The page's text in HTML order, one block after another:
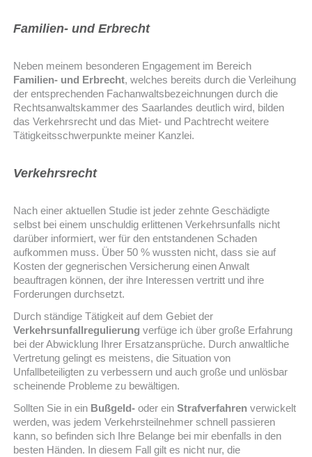
Familien- und Erbrecht
Neben meinem besonderen Engagement im Bereich
Familien- und Erbrecht, welches bereits durch die Verleihung
der entsprechenden Fachanwaltsbezeichnungen durch die
Rechtsanwaltskammer des Saarlandes deutlich wird, bilden
das Verkehrsrecht und das Miet- und Pachtrecht weitere
Tätigkeitsschwerpunkte meiner Kanzlei.
Verkehrsrecht
Nach einer aktuellen Studie ist jeder zehnte Geschädigte
selbst bei einem unschuldig erlittenen Verkehrsunfalls nicht
darüber informiert, wer für den entstandenen Schaden
aufkommen muss. Über 50 % wussten nicht, dass sie auf
Kosten der gegnerischen Versicherung einen Anwalt
beauftragen können, der ihre Interessen vertritt und ihre
Forderungen durchsetzt.
Durch ständige Tätigkeit auf dem Gebiet der
Verkehrsunfallregulierung verfüge ich über große Erfahrung
bei der Abwicklung Ihrer Ersatzansprüche. Durch anwaltliche
Vertretung gelingt es meistens, die Situation von
Unfallbeteiligten zu verbessern und auch große und unlösbar
scheinende Probleme zu bewältigen.
Sollten Sie in ein Bußgeld- oder einStrafverfahren verwickelt
werden, was jedem Verkehrsteilnehmer schnell passieren
kann, so befinden sich Ihre Belange bei mir ebenfalls in den
besten Händen. In diesem Fall gilt es nicht nur, die